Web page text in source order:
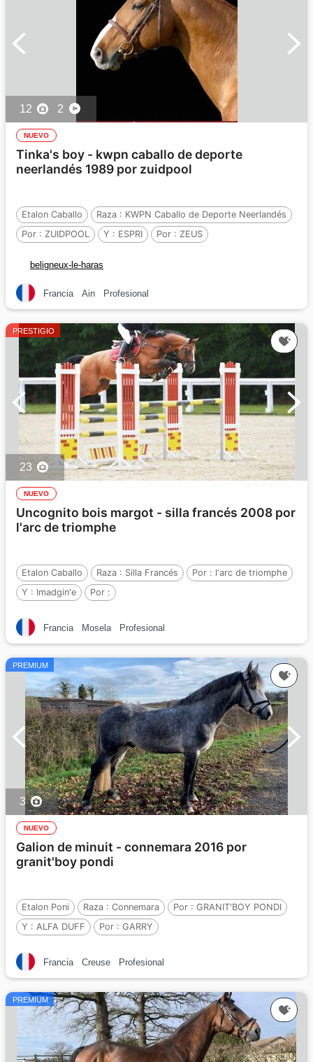
12 2
NUEVO
Tinka's boy - kwpn caballo de deporte
neerlandés 1989 por zuidpool
Etalon Caballo Raza : KWPN Caballo de Deporte Neerlandés
Por : ZUIDPOOL Y : ESPRI Por : ZEUS
beligneux-le-haras
Francia Ain Profesional
PRESTIGIO
23
NUEVO
Uncognito bois margot - silla francés 2008 por
l'arc de triomphe
Etalon Caballo Raza : Silla Francés Por : l'arc de triomphe
Y : Imadgin'e Por :
Francia Mosela Profesional
PREMIUM
3
NUEVO
Galion de minuit - connemara 2016 por
granit'boy pondi
Etalon Poni Raza : Connemara Por : GRANIT'BOY PONDI
Y : ALFA DUFF Por : GARRY
Francia Creuse Profesional
PREMIUM